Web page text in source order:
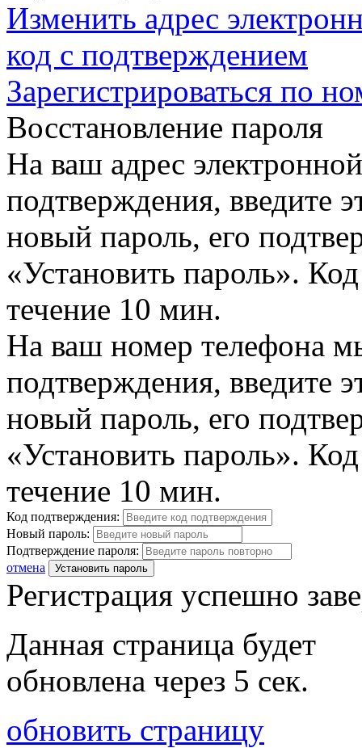
Изменить адрес
код с подтверждением
Зарегистрироваться по
Восстановление пароля
На ваш адрес
подтверждения, введите
новый пароль, его
«Установить пароль».
течение 10 мин.
На ваш номер телефона
подтверждения, введите
новый пароль, его
«Установить пароль».
течение 10 мин.
Код подтверждения:
Новый пароль:
Подтверждение пароля:
отмена
Установить пароль
Регистрация успешно
Данная страница будет
обновлена через 5 сек.
обновить страницу